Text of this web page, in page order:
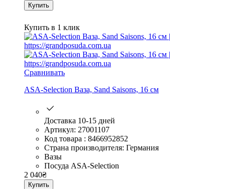
Купить
Купить в 1 клик
Сравнивать
ASA-Selection Ваза, Sand Saisons, 16 см
Доставка 10-15 дней
Артикул: 27001107
Код товара : 8466952852
Страна производителя: Германия
Вазы
Посуда ASA-Selection
2 040₴
Купить